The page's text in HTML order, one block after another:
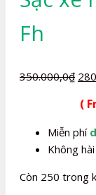
Fh
350.000,0₫ Giá
là:
(
Miễn phí
Không
Còn 250 trong